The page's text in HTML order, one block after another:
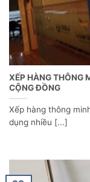
XẾP HÀNG THÔNG
CỘNG ĐỒNG
Xếp hàng thông
dụng nhiều [...]